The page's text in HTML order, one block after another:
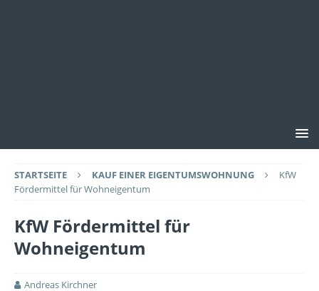
STARTSEITE KAUF EINER EIGENTUMSWOHNUNG
KfW
Fördermittel für Wohneigentum
KfW Fördermittel für
Wohneigentum
Andreas Kirchner